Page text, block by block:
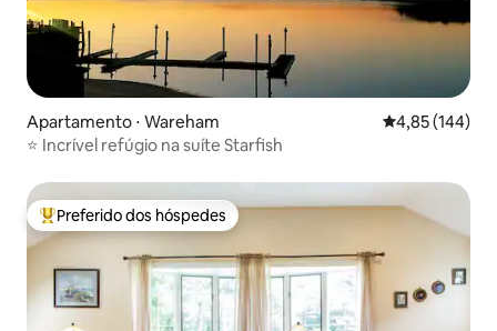
Apartamento ⋅ Wareham 4,85 de uma
4,85 (144)
⭐ Incrível refúgio na suíte Starfish
Entre os melhores preferidos dos hóspedes
Preferido dos hóspedes